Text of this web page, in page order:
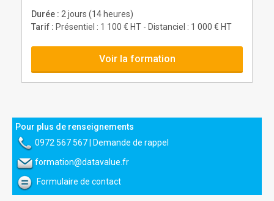
Durée : 2 jours (14 heures)
Tarif : Présentiel : 1 100 € HT - Distanciel : 1 000 € HT
Voir la formation
Pour plus de renseignements
0972 567 567
Demande de rappel
formation@datavalue.fr
Formulaire de contact